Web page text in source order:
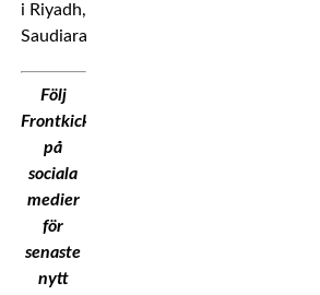
i Riyadh,
Saudiarabien.
Följ
Frontkick.Online
på
sociala
medier
för
senaste
nytt